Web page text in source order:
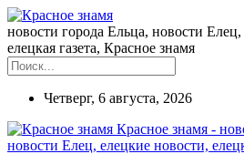
новости города Ельца, новости
елецкая газета, Красное знамя
Четверг, 6 августа, 2026
Красное знамя -
новости Елец, елецкие новости,